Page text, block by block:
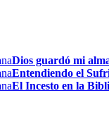
Dios guardó mi
Entendiendo el
El Incesto en la